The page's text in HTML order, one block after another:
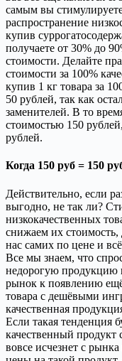
самым вы
распространение
купив
получаете от 30% до
стоимости. Делайте
стоимости за 100%
купив 1 кг товара за
50 рублей, так как
заменителей. В то
стоимостью 150
рублей.
Когда 150 руб = 150
Действительно, если
выгодно, не так ли?
низкокачественных
снижаем их стоимость,
нас самих по цене и
Все мы знаем, что
недорогую продукцию
рынок к появлению
товара с дешёвыми
качественная
Если такая тенденция
качественный продукт
вовсе исчезнет с